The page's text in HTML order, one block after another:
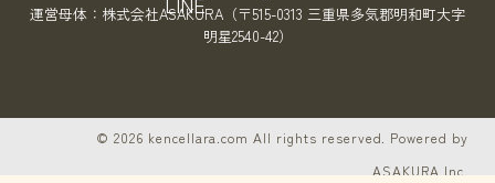
運営母体： 株式会社ASAKURA （〒515-0313 三重県多気郡明和町大字
明星2540-42）
© 2026 kencellara.com All rights reserved. Powered by
ASAKURA Inc.
サイトをもっと良くするブヒ？